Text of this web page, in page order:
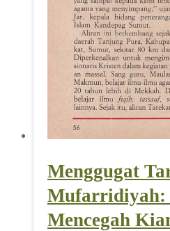
Menggugat
Mufarridiyah:
Mencegah